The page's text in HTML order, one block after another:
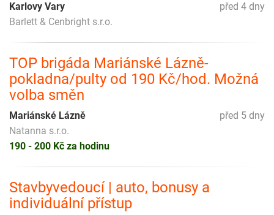
před 4 dny
Karlovy Vary
Barlett & Cenbright s.r.o.
TOP brigáda Mariánské Lázně-
pokladna/pulty od 190 Kč/hod. Možná
volba směn
před 5 dny
Mariánské Lázně
Natanna s.r.o.
190 - 200 Kč za hodinu
Stavbyvedoucí | auto, bonusy a
individuální přístup